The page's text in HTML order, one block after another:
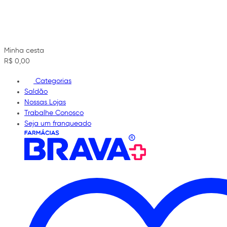
Minha cesta
R$ 0,00
Categorias
Saldão
Nossas Lojas
Trabalhe Conosco
Seja um franqueado